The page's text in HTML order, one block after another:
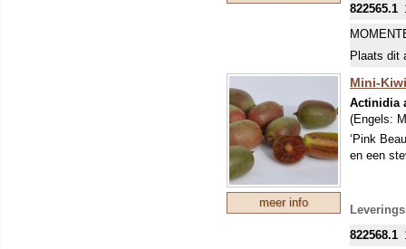
822565.1
Plaats dit
meer info
Mini-
Actinidia
(Engels:
‘Pink
en een
822568.1